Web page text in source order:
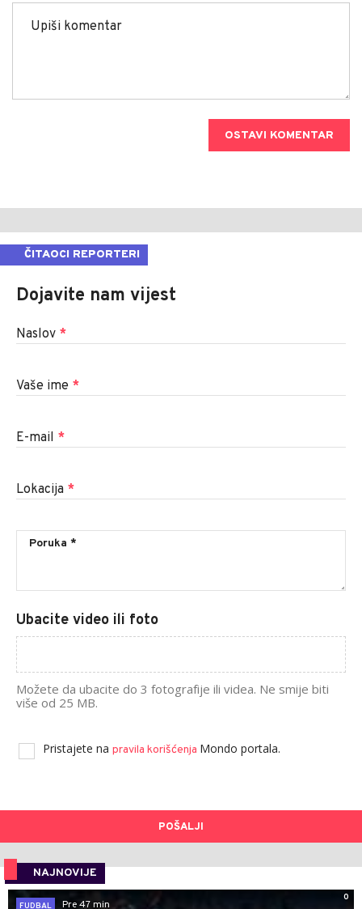
OSTAVI KOMENTAR
ČITAOCI REPORTERI
Dojavite nam vijest
Naslov *
Vaše ime *
E-mail *
Lokacija *
Ubacite video ili foto
Možete da ubacite do 3 fotografije ili videa. Ne smije biti
više od 25 MB.
Pristajete na pravila korišćenja Mondo portala.
POŠALJI
NAJNOVIJE
0
FUDBAL
Pre 47 min